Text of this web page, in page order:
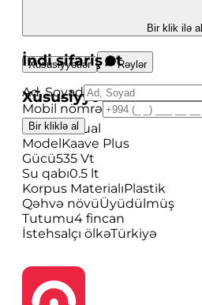
Bir klik ilə al
İndi sifariş et
Ad, Soyad
Mobil nömrə
Bir kliklə al
Xüsusiyyətlər Rəylər
Xüsusiyyətlər
İdarəManual
ModelKaave Plus
Gücü535 Vt
Su qabı0.5 lt
Korpus MaterialıPlastik
Qəhvə növüÜyüdülmüş
Tutumu4 fincan
İstehsalçı ölkəTürkiyə